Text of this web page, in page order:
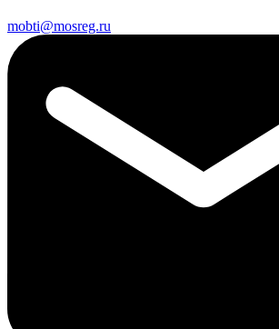
mobti@mosreg.ru